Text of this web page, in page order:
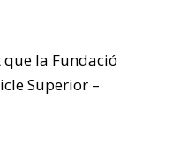
la Fundació
Superior –